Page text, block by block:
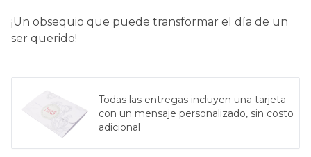
¡Un obsequio que puede transformar el día de un
ser querido!
Todas las entregas incluyen una tarjeta
con un mensaje personalizado, sin costo
adicional